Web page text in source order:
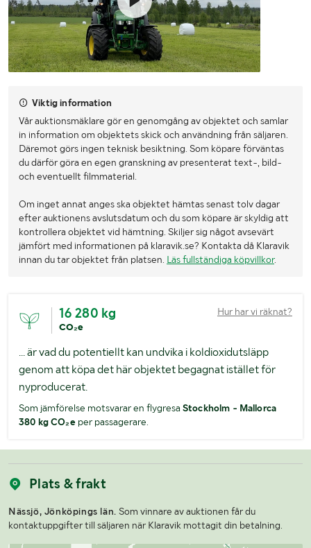
Viktig information
Vår auktionsmäklare gör en genomgång av objektet och samlar
in information om objektets skick och användning från säljaren.
Däremot görs ingen teknisk besiktning. Som köpare förväntas
du därför göra en egen granskning av presenterat text-, bild-
och eventuellt filmmaterial.
Om inget annat anges ska objektet hämtas senast tolv dagar
efter auktionens avslutsdatum och du som köpare är skyldig att
kontrollera objektet vid hämtning. Skiljer sig något avsevärt
jämfört med informationen på klaravik.se? Kontakta då Klaravik
innan du tar objektet från platsen. Läs fullständiga köpvillkor.
16 280 kg
CO₂e
Hur har vi räknat?
... är vad du potentiellt kan undvika i koldioxidutsläpp
genom att köpa det här objektet begagnat istället för
nyproducerat.
Som jämförelse motsvarar en flygresa Stockholm - Mallorca
380 kg CO₂eper passagerare.
Plats & frakt
Nässjö, Jönköpings län. Som vinnare av auktionen får du
kontaktuppgifter till säljaren när Klaravik mottagit din betalning.